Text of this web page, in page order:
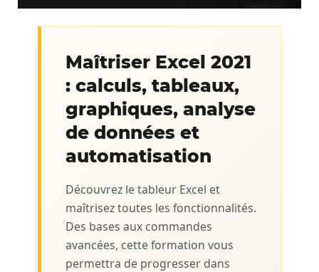
Maîtriser Excel 2021
: calculs, tableaux,
graphiques, analyse
de données et
automatisation
Découvrez le tableur Excel et
maîtrisez toutes les fonctionnalités.
Des bases aux commandes
avancées, cette formation vous
permettra de progresser dans